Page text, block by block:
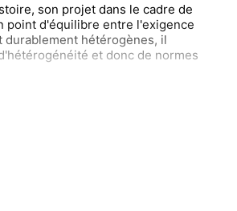
son projet dans le cadre de
point d'équilibre entre l'exigence
hétérogènes, il
et donc de normes